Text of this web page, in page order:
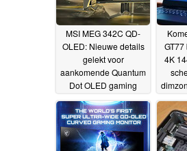
MSI MEG 342C QD-
OLED: Nieuwe details
gelekt voor
aankomende Quantum
Dot OLED gaming
monitor met KVM
switch15-12-2022
4K